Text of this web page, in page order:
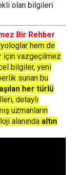
olan bilgileri
Bir Rehber
hem de
için vazgeçilmez
bilgiler, yeni
sunan bu
her türlü
detaylı
uzmanların
alanında altın